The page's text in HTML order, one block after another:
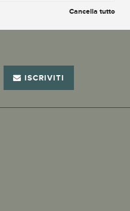
Cancella tutto
ISCRIVITI